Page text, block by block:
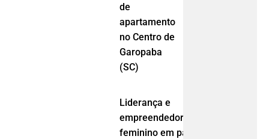
de
apartamento
no Centro de
Garopaba
(SC)
Liderança e
empreendedorismo
feminino em pauta: